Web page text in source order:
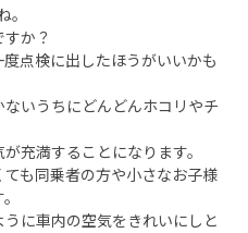
か？
点検に出したほうがいいかも
いうちにどんどんホコリやチ
充満することになります。
も同乗者の方や小さなお子様
に車内の空気をきれいにしと